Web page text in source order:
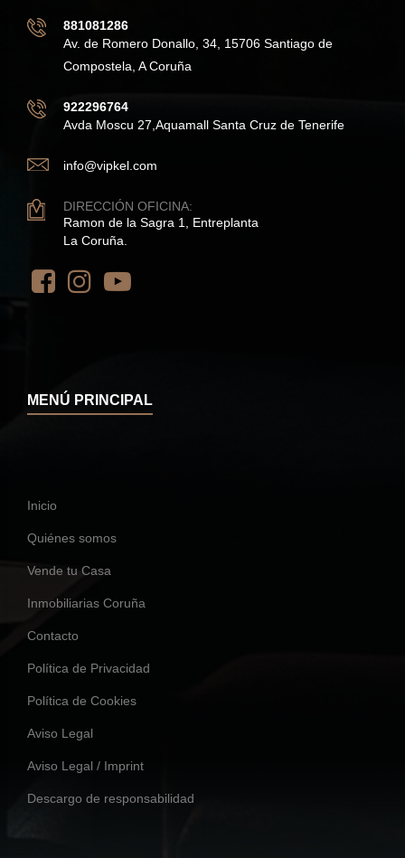
881081286
Av. de Romero Donallo, 34, 15706 Santiago de
Compostela, A Coruña
922296764
Avda Moscu 27,Aquamall Santa Cruz de Tenerife
info@vipkel.com
DIRECCIÓN OFICINA:
Ramon de la Sagra 1, Entreplanta
La Coruña.
MENÚ PRINCIPAL
Inicio
Quiénes somos
Vende tu Casa
Inmobiliarias Coruña
Contacto
Política de Privacidad
Política de Cookies
Aviso Legal
Aviso Legal / Imprint
Descargo de responsabilidad